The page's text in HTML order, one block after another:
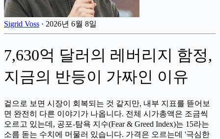
Sigrid Voss · 2026년 6월 8일
7,630억 달러의 레버리지 함정,
지금의 반등이 가짜인 이유
겉으로 보면 시장이 회복되는 것 같지만, 내부 지표를 뜯어보
면 완전히 다른 이야기가 나옵니다. 전체 시가총액은 조금씩
오르고 있는데, 공포-탐욕 지수(Fear & Greed Index)는 15라는
소름 돋는 수치에 머물러 있습니다. 가격은 오르는데 '극심한